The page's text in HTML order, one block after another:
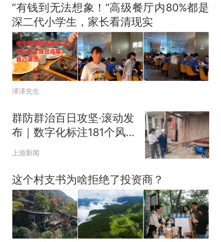
“有钱到无法想象！”高级餐厅内80%都是
深二代小学生，家长看清现实
泽泽先生
群防群治百日攻坚·滚动发
布｜数字化标注181个风
险点 綦江丁山镇汛期成功
上游新闻
这个村支书为啥拒绝了投资商？